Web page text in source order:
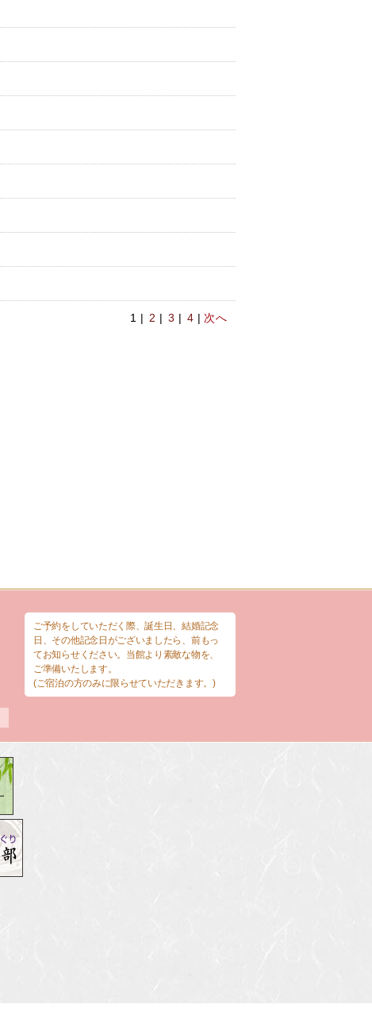
1 | 2 | 3 | 4 | 次へ
ご予約をしていただく際、誕生日、結婚記念
日、その他記念日がございましたら、前もっ
てお知らせください。当館より素敵な物を、
ご準備いたします。
(ご宿泊の方のみに限らせていただきます。)